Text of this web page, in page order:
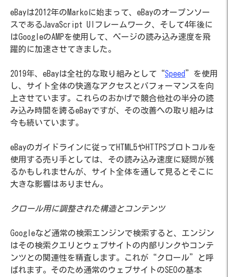
eBayは2012年のMarkoに始まって、eBayのオープンソー
スであるJavaScript UIフレームワーク、そして4年後に
はGoogleのAMPを使用して、ページの読み込み速度を飛
躍的に加速させてきました。
2019年、eBayは全社的な取り組みとして“Speed”を使用
し、サイト全体の快適なアクセスとパフォーマンスを向
上させています。これらのおかげで競合他社の半分の読
み込み時間を誇るeBayですが、その改善への取り組みは
今も続いています。
eBayのガイドラインに従ってHTML5やHTTPSプロトコルを
使用する売り手としては、その読み込み速度に疑問が残
るかもしれませんが、サイト全体を通して見るとそこに
大きな影響はありません。
クロール用に調整された構造とコンテンツ
Googleなど通常の検索エンジンで検索すると、エンジン
はその検索クエリとウェブサイトの内部リンクやコンテ
ンツとの関連性を精査します。これが“クロール”と呼
ばれます。そのため通常のウェブサイトのSEOの基本